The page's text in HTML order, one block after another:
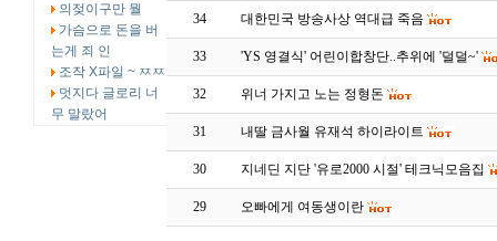
의젖이구만 뭘
가슴으로 돈을 버
는게 죄 인
조작 X파일 ~ ㅉㅉ
멋지다 글로리 너
무 말랐어
34 대한민국 방송사상 역대급 죽음
33 'YS 영결식' 어린이합창단..추위에 '덜덜~'
32 위너 가지고 노는 정형돈
31 내딸 금사월 유재석 하이라이트
30 지네딘 지단 '유로2000 시절' 테크닉모음집
29 오빠에게 여동생이란